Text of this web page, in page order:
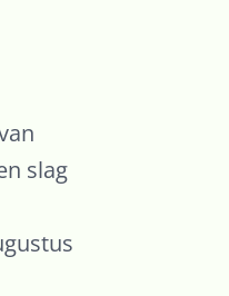
slag